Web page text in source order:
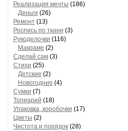
Реализация мечты (186)
Деньги (26)
Ремонт (13)
Роспись по ткани (3)
Рукоделочки (116)
Макраме (2)
Сделай сам (3)
Стихи (25)
Детские (2)
Новогодние (4)
Сумки (7)
Топиарий (18)
Упаковка, коробочки (17)
Цветы (2)
Чистота и порядок (28)